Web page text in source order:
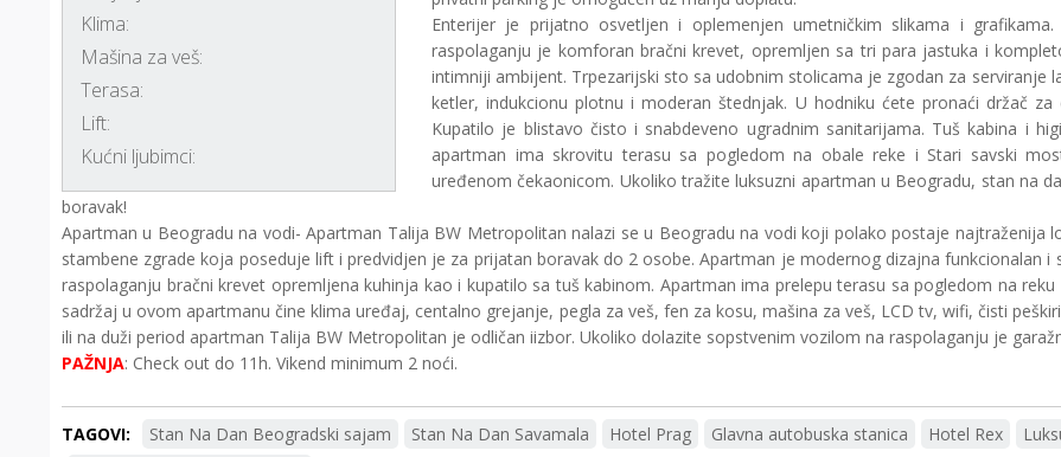
Klima:
Mašina za veš:
Terasa:
Lift:
Kućni ljubimci:
Enterijer je prijatno osvetljen i oplemenjen umetničkim slikama i
raspolaganju je komforan bračni krevet, opremljen sa tri para jastuka i
intimniji ambijent. Trpezarijski sto sa udobnim stolicama je zgodan za serviranje
ketler, indukcionu plotnu i moderan štednjak. U hodniku ćete pronaći držač
Kupatilo je blistavo čisto i snabdeveno ugradnim sanitarijama. Tuš kabina i
apartman ima skrovitu terasu sa pogledom na obale reke i Stari savski
uređenom čekaonicom. Ukoliko tražite luksuzni apartman u Beogradu, stan na
boravak!
Apartman u Beogradu na vodi- Apartman Talija BW Metropolitan nalazi se u Beogradu na vodi koji polako postaje najtraženija
stambene zgrade koja poseduje lift i predvidjen je za prijatan boravak do 2 osobe. Apartman je modernog dizajna funkcionalan
raspolaganju bračni krevet opremljena kuhinja kao i kupatilo sa tuš kabinom. Apartman ima prelepu terasu sa pogledom na
sadržaj u ovom apartmanu čine klima uređaj, centalno grejanje, pegla za veš, fen za kosu, mašina za veš, LCD tv, wifi, čisti
ili na duži period apartman Talija BW Metropolitan je odličan iizbor. Ukoliko dolazite sopstvenim vozilom na raspolaganju je
PAŽNJA: Check out do 11h. Vikend minimum 2 noći.
TAGOVI: Stan Na Dan Beogradski sajam Stan Na Dan Savamala Hotel Prag Glavna autobuska stanica Hotel Rex